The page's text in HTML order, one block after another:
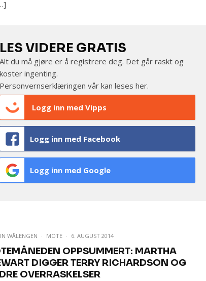
LES VIDERE GRATIS
Alt du må gjøre er å registrere deg. Det går raskt og
koster ingenting.
Personvernserklæringen vår kan lesesher.
Logg inn med Vipps
Logg inn med Facebook
Logg inn med Google
WÅLENGEN · MOTE · 6. AUGUST 2014
OPPSUMMERT: MARTHA
DIGGER TERRY RICHARDSON OG
OVERRASKELSER